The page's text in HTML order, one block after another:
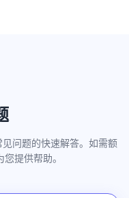
问题的快速解答。如需额
提供帮助。